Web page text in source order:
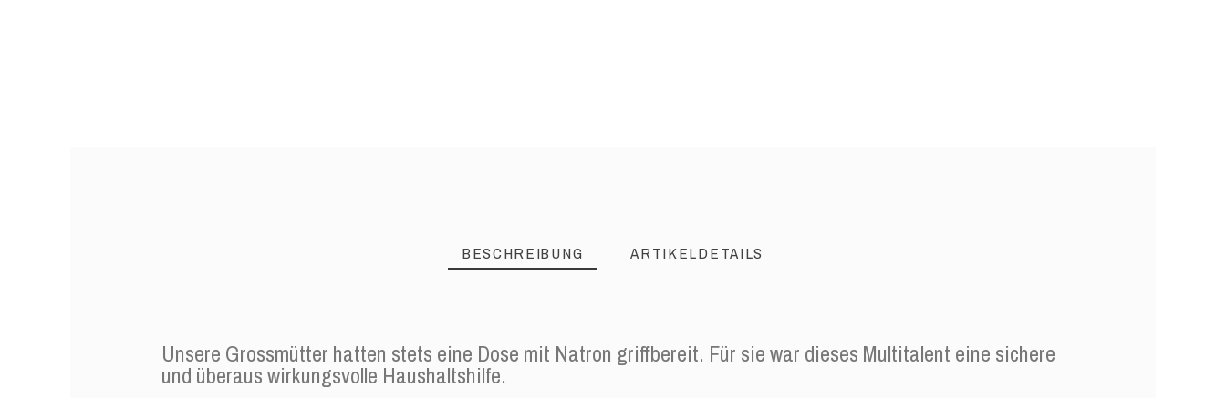
BESCHREIBUNG ARTIKELDETAILS
Unsere Grossmütter hatten stets eine Dose mit Natron griffbereit. Für sie war dieses Multitalent eine sichere
und überaus wirkungsvolle Haushaltshilfe.